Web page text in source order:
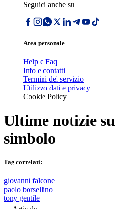
Seguici anche su
Area personale
Help e Faq
Info e contatti
Termini del servizio
Utilizzo dati e privacy
Cookie Policy
Ultime notizie su
simbolo
Tag correlati:
giovanni falcone
paolo borsellino
tony gentile